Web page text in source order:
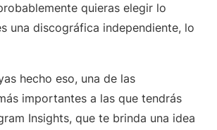
quieras elegir lo
una discográfica independiente, lo
hecho eso, una de las
importantes a las que tendrás
Insights, que te brinda una idea